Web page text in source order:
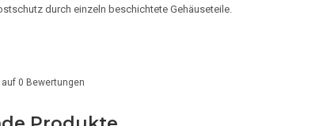
durch einzeln beschichtete Gehäuseteile.
auf 0 Bewertungen